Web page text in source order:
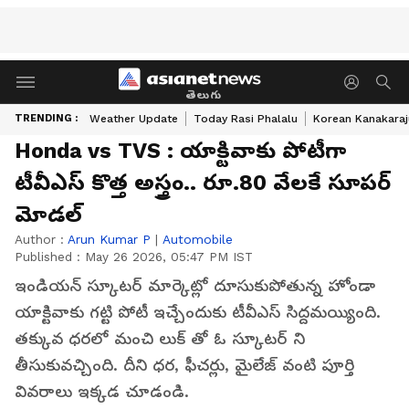
తెలుగు
TRENDING : Weather Update Today Rasi Phalalu Korean
Honda vs TVS : యాక్టివాకు పోటీగా
టీవీఎస్ కొత్త అస్త్రం.. రూ.80 వేలకే సూపర్
మోడల్
Author : Arun Kumar P | Automobile
Published : May 26 2026, 05:47 PM IST
ఇండియన్ స్కూటర్ మార్కెట్లో దూసుకుపోతున్న హోండా
యాక్టివాకు గట్టి పోటీ ఇచ్చేందుకు టీవీఎస్ సిద్దమయ్యింది.
తక్కువ ధరలో మంచి లుక్ తో ఓ స్కూటర్ ని
తీసుకువచ్చింది. దీని ధర, ఫీచర్లు, మైలేజ్ వంటి పూర్తి
వివరాలు ఇక్కడ చూడండి.